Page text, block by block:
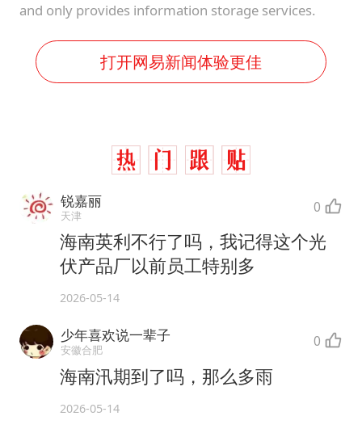
and only provides information storage services.
打开网易新闻体验更佳
锐嘉丽
天津 0
海南英利不行了吗，我记得这个光
伏产品厂以前员工特别多
2026-05-14
少年喜欢说一辈子
安徽合肥 0
海南汛期到了吗，那么多雨
2026-05-14